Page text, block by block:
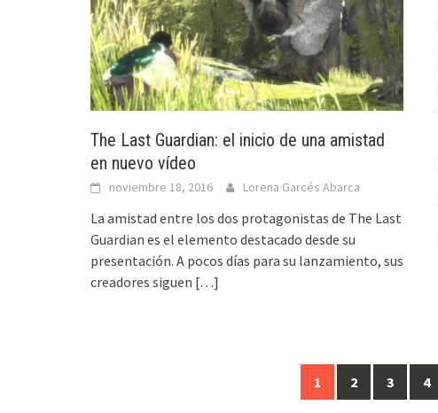
The Last Guardian: el inicio de una amistad
en nuevo vídeo
noviembre 18, 2016 Lorena Garcés Abarca
La amistad entre los dos protagonistas de The Last
Guardian es el elemento destacado desde su
presentación. A pocos días para su lanzamiento, sus
creadores siguen […]
1 2 3 4